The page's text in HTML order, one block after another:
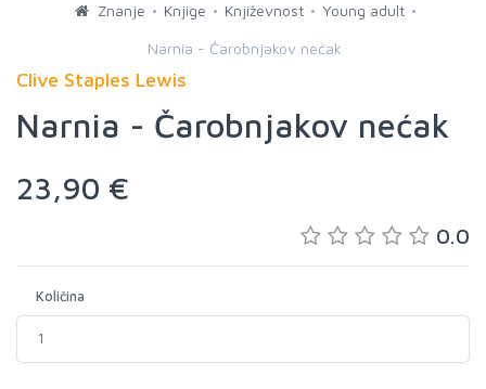
Znanje Knjige Književnost Young adult
Narnia - Čarobnjakov nećak
Clive Staples Lewis
Narnia - Čarobnjakov nećak
23,90 €
0.0
Količina